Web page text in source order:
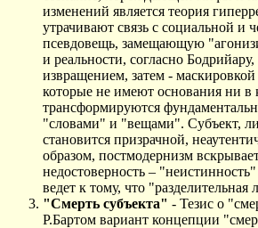
изменений является теория
утрачивают связь с социальной
псевдовещь, замещающую
и реальности, согласно
извращением, затем -
которые не имеют основания ни в
трансформируются
"словами" и "вещами". Субъект,
становится призрачной,
образом, постмодернизм
недостоверность –
ведет к тому, что
"Смерть субъекта" - Тезис о
Р.Бартом вариант концепции